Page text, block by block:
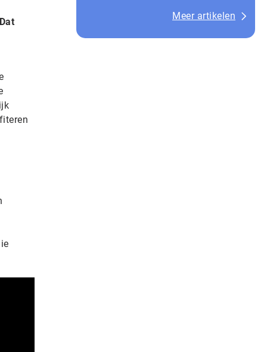
Meer artikelen